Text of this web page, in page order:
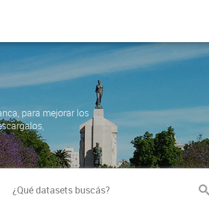
para mejorar los